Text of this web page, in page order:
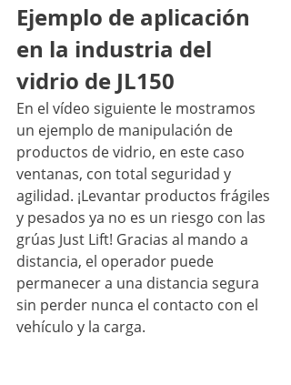
Ejemplo de aplicación
en la industria del
vidrio de JL150
En el vídeo siguiente le mostramos
un ejemplo de manipulación de
productos de vidrio, en este caso
ventanas, con total seguridad y
agilidad. ¡Levantar productos frágiles
y pesados ​​ya no es un riesgo con las
grúas Just Lift! Gracias al mando a
distancia, el operador puede
permanecer a una distancia segura
sin perder nunca el contacto con el
vehículo y la carga.